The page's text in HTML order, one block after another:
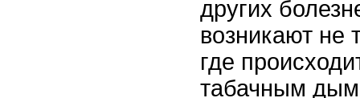
других
возникают не
где
табачным